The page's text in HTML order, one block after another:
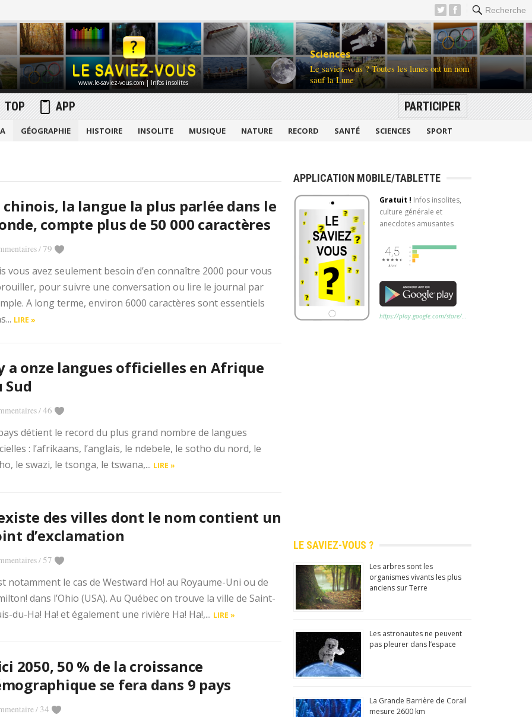
Recherche
www.le-saviez-vous.com | Infos insolites
Sciences
Le saviez-vous ? Toutes les lunes ont un nom
sauf la Lune
TOP APP PARTICIPER
GÉOGRAPHIE HISTOIRE INSOLITE MUSIQUE NATURE RECORD SANTÉ SCIENCES SPORT
chinois, la langue la plus parlée dans le
compte plus de 50 000 caractères
/79
vous avez seulement besoin d’en connaître 2000 pour vous
pour suivre une conversation ou lire le journal par
A long terme, environ 6000 caractères sont essentiels
LIRE »
a onze langues officielles en Afrique
Sud
/46
détient le record du plus grand nombre de langues
: l’afrikaans, l’anglais, le ndebele, le sotho du nord, le
le swazi, le tsonga, le tswana,... LIRE »
des villes dont le nom contient un
d’exclamation
/ 57
notamment le cas de Westward Ho! au Royaume-Uni ou de
dans l’Ohio (USA). Au Québec on trouve la ville de Saint-
du-Ha! Ha! et également une rivière Ha! Ha!,... LIRE »
2050, 50 % de la croissance
se fera dans 9 pays
/ 34
APPLICATION MOBILE/TABLETTE
Gratuit ! Infos insolites,
culture générale et
anecdotes amusantes
https://play.google.com/store/…
LE SAVIEZ-VOUS ?
Les arbres sont les
organismes vivants les plus
anciens sur Terre
Les astronautes ne peuvent
pas pleurer dans l’espace
La Grande Barrière de Corail
mesure 2600 km